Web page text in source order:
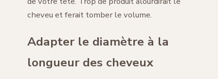
cheveu et ferait tomber le volume.
Adapter le diamètre à la
longueur des cheveux